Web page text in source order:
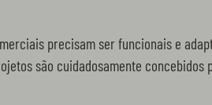
precisam ser funcionais e
são cuidadosamente